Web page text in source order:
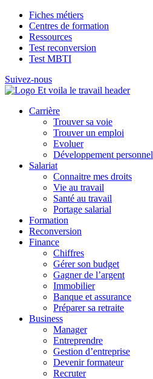
Fiches métiers
Centres de formation
Ressources
Test reconversion
Test MBTI
Suivez-nous
Carrière
Trouver sa voie
Trouver un emploi
Evoluer
Développement personnel
Salariat
Connaitre mes droits
Vie au travail
Santé au travail
Portage salarial
Formation
Reconversion
Finance
Chiffres
Gérer son budget
Gagner de l’argent
Immobilier
Banque et assurance
Préparer sa retraite
Business
Manager
Entreprendre
Gestion d’entreprise
Devenir formateur
Recruter